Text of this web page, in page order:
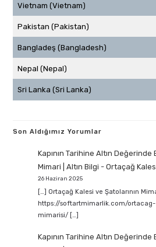
Vietnam (Vietnam)
Pakistan (Pakistan)
Bangladeş (Bangladesh)
Nepal (Nepal)
Sri Lanka (Sri Lanka)
Son Aldığımız Yorumlar
Kapının Tarihine Altın Değerinde
Mimari | Altın Bilgi - Ortaçağ
26 Haziran 2025
[…] Ortaçağ Kalesi ve Şatolarının
https://softartmimarlik.com/
mimarisi/ […]
Kapının Tarihine Altın Değerinde